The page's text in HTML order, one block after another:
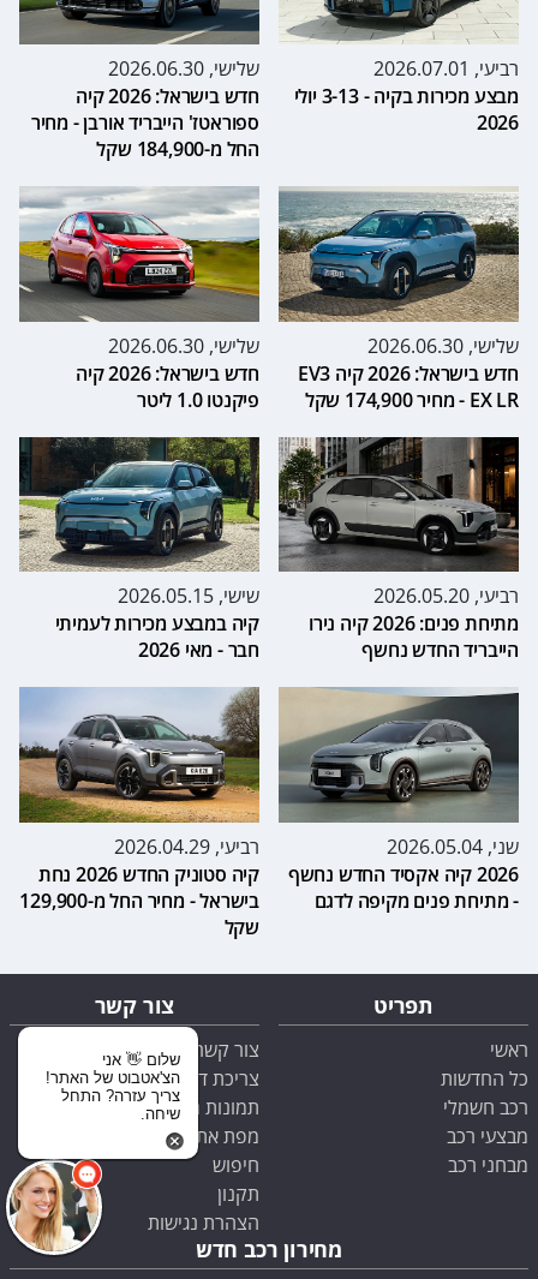
רביעי, 2026.07.01
מבצע מכירות בקיה - 3-13 יולי
2026
שלישי, 2026.06.30
חדש בישראל: 2026 קיה
ספוראטז' הייבריד אורבן - מחיר
החל מ-184,900 שקל
שלישי, 2026.06.30
חדש בישראל: 2026 קיה EV3
EX LR - מחיר 174,900 שקל
שלישי, 2026.06.30
חדש בישראל: 2026 קיה
פיקנטו 1.0 ליטר
רביעי, 2026.05.20
מתיחת פנים: 2026 קיה נירו
הייבריד החדש נחשף
שישי, 2026.05.15
קיה במבצע מכירות לעמיתי
חבר - מאי 2026
שני, 2026.05.04
2026 קיה אקסיד החדש נחשף
- מתיחת פנים מקיפה לדגם
רביעי, 2026.04.29
קיה סטוניק החדש 2026 נחת
בישראל - מחיר החל מ-129,900
שקל
תפריט
ראשי
כל החדשות
רכב חשמלי
מבצעי רכב
מבחני רכב
צור קשר
צור קשר
צריכת דלק
תמונות רכבים
מפת אתר
חיפוש
תקנון
הצהרת נגישות
מחירון רכב חדש
שלום 👋 אני
הצ'אטבוט של האתר!
צריך עזרה? התחל
שיחה.